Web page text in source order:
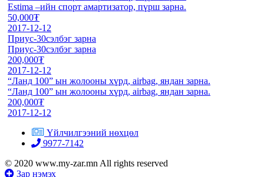
Estima –ийн спорт амартизатор, пүрш зарна.
50,000₮
2017-12-12
Приус-30сэлбэг зарна
Приус-30сэлбэг зарна
200,000₮
2017-12-12
“Ланд 100” ын жолооны хүрд, airbag, яндан зарна.
“Ланд 100” ын жолооны хүрд, airbag, яндан зарна.
200,000₮
2017-12-12
Үйлчилгээний нөхцөл
9977-7142
© 2020 www.my-zar.mn All rights reserved
Зар нэмэх